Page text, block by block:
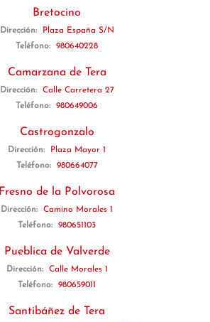
Bretocino
Dirección:
Plaza España S/N
Teléfono:
980640228
Camarzana de Tera
Dirección:
Calle Carretera 27
Teléfono:
980649006
Castrogonzalo
Dirección:
Plaza Mayor 1
Teléfono:
980664077
Fresno de la Polvorosa
Dirección:
Camino Morales 1
Teléfono:
980651103
Pueblica de Valverde
Dirección:
Calle Morales 1
Teléfono:
980659011
Santibáñez de Tera